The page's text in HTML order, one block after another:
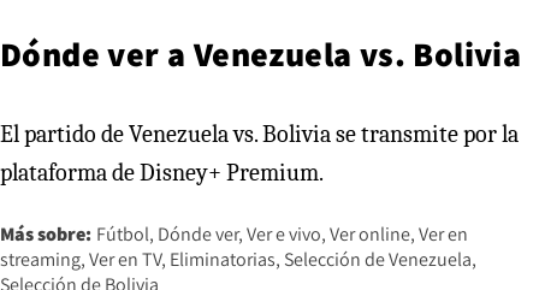
Dónde ver a Venezuela vs. Bolivia
El partido de Venezuela vs. Bolivia se transmite por la
plataforma de Disney+ Premium.
Más sobre: Fútbol Dónde ver Ver e vivo Ver online Ver en
streaming Ver en TV Eliminatorias Selección de Venezuela
Selección de Bolivia